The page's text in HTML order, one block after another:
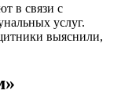
в связи с
услуг.
выяснили,